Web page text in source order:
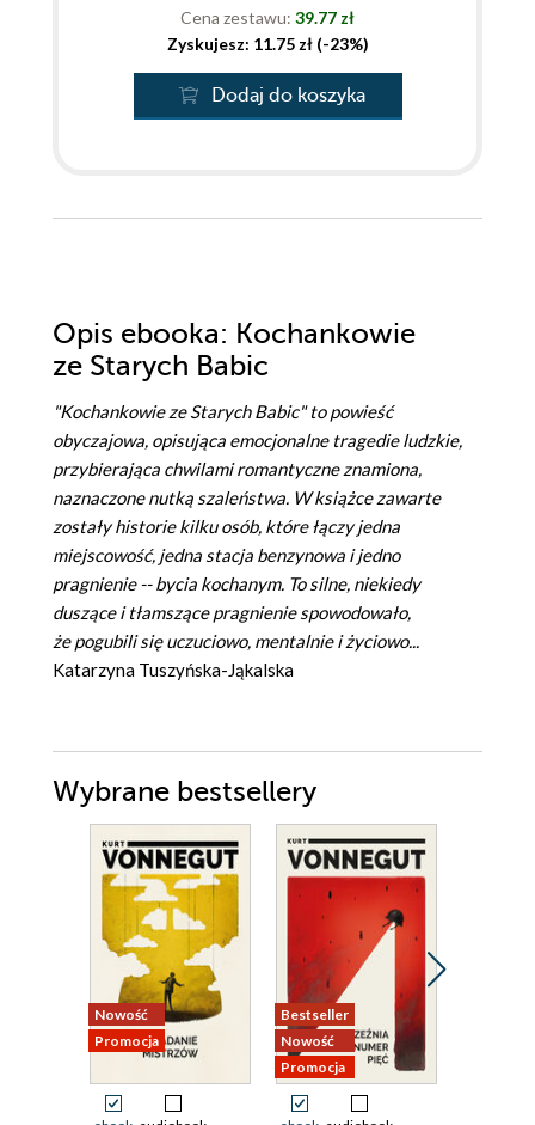
Cena zestawu: 39.77 zł
Zyskujesz: 11.75 zł (-23%)
Dodaj do koszyka
Opis ebooka: Kochankowie
ze Starych Babic
"Kochankowie ze Starych Babic" to powieść
obyczajowa, opisująca emocjonalne tragedie ludzkie,
przybierająca chwilami romantyczne znamiona,
naznaczone nutką szaleństwa. W książce zawarte
zostały historie kilku osób, które łączy jedna
miejscowość, jedna stacja benzynowa i jedno
pragnienie -- bycia kochanym. To silne, niekiedy
duszące i tłamszące pragnienie spowodowało,
że pogubili się uczuciowo, mentalnie i życiowo...
Katarzyna Tuszyńska-Jąkalska
Wybrane bestsellery
Nowość
Promocja
Bestseller
Nowość
Promocja